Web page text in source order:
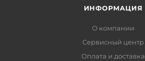
ИНФОРМАЦИЯ
О компании
Сервисный центр
Оплата и доставка